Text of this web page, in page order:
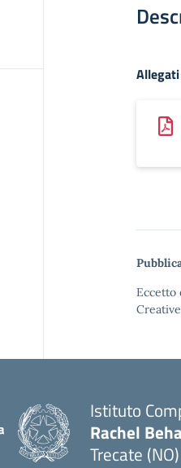
Allegati
Eccetto
Istituto
Rachel
Trecate (NO)